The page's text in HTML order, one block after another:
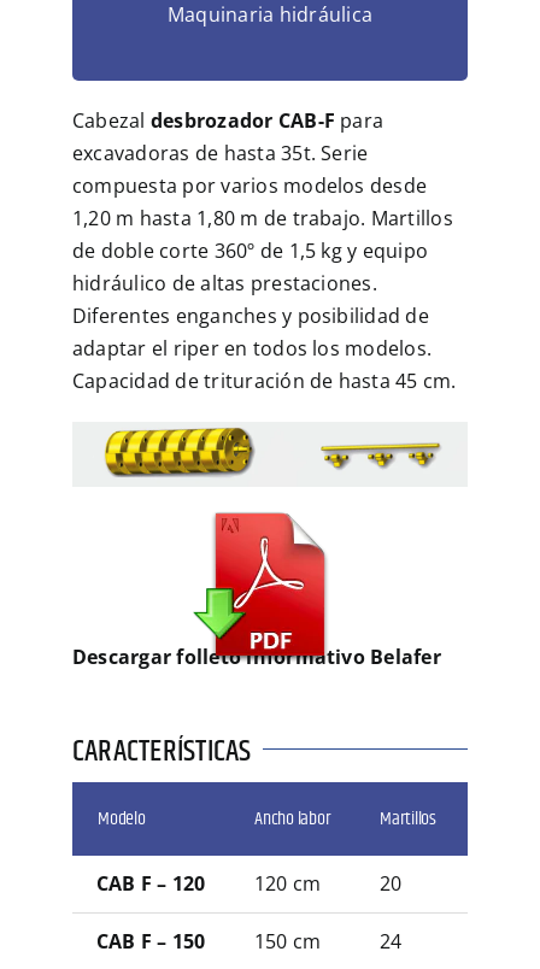
Maquinaria hidráulica
Cabezal desbrozador CAB-F para
excavadoras de hasta 35t. Serie
compuesta por varios modelos desde
1,20 m hasta 1,80 m de trabajo. Martillos
de doble corte 360º de 1,5 kg y equipo
hidráulico de altas prestaciones.
Diferentes enganches y posibilidad de
adaptar el riper en todos los modelos.
Capacidad de trituración de hasta 45 cm.
Descargar folleto informativo Belafer
CARACTERÍSTICAS
Modelo Ancho labor Martillos
CAB F – 120 120 cm 20
CAB F – 150 150 cm 24